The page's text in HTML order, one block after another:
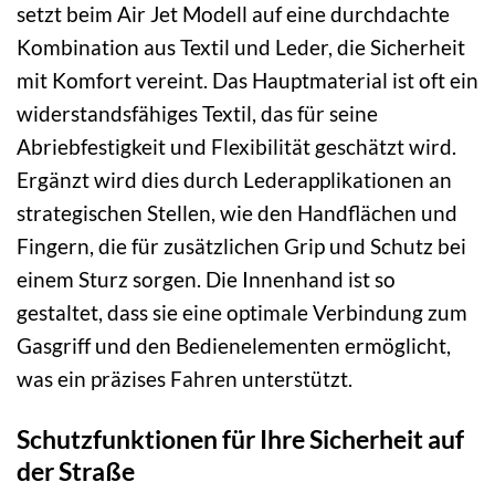
setzt beim Air Jet Modell auf eine durchdachte
Kombination aus Textil und Leder, die Sicherheit
mit Komfort vereint. Das Hauptmaterial ist oft ein
widerstandsfähiges Textil, das für seine
Abriebfestigkeit und Flexibilität geschätzt wird.
Ergänzt wird dies durch Lederapplikationen an
strategischen Stellen, wie den Handflächen und
Fingern, die für zusätzlichen Grip und Schutz bei
einem Sturz sorgen. Die Innenhand ist so
gestaltet, dass sie eine optimale Verbindung zum
Gasgriff und den Bedienelementen ermöglicht,
was ein präzises Fahren unterstützt.
Schutzfunktionen für Ihre Sicherheit auf
der Straße